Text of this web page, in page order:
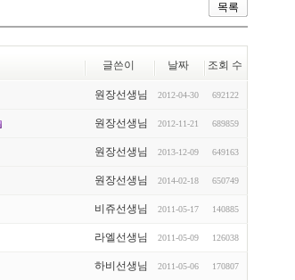
목록
글쓴이 날짜 조회 수
원장선생님 2012-04-30 692122
원장선생님 2012-11-21 689859
원장선생님 2013-12-09 649163
원장선생님 2014-02-18 650749
비쥬선생님 2011-05-17 140885
라엘선생님 2011-05-09 126038
하비선생님 2011-05-06 170807